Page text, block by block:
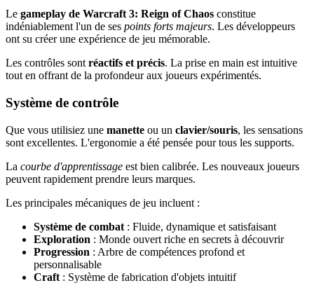
Le gameplay de Warcraft 3: Reign of Chaos constitue
indéniablement l'un de ses points forts majeurs. Les développeurs
ont su créer une expérience de jeu mémorable.
Les contrôles sontréactifs et précis. La prise en main est intuitive
tout en offrant de la profondeur aux joueurs expérimentés.
Système de contrôle
Que vous utilisiez une manette ou un clavier/souris, les sensations
sont excellentes. L'ergonomie a été pensée pour tous les supports.
La courbe d'apprentissage est bien calibrée. Les nouveaux joueurs
peuvent rapidement prendre leurs marques.
Les principales mécaniques de jeu incluent :
Système de combat : Fluide, dynamique et satisfaisant
Exploration : Monde ouvert riche en secrets à découvrir
Progression : Arbre de compétences profond et
personnalisable
Craft : Système de fabrication d'objets intuitif